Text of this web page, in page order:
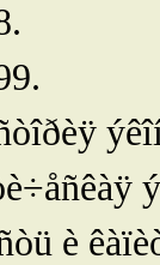
è